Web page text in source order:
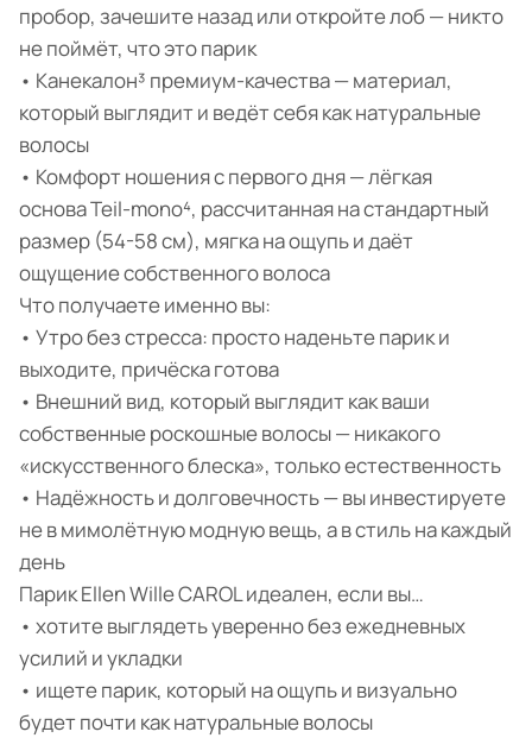
пробор, зачешите назад или откройте лоб — никто
не поймёт, что это парик
• Канекалон³ премиум-качества — материал,
который выглядит и ведёт себя как натуральные
волосы
• Комфорт ношения с первого дня — лёгкая
основа Teil-mono⁴, рассчитанная на стандартный
размер (54-58 см), мягка на ощупь и даёт
ощущение собственного волоса
Что получаете именно вы:
• Утро без стресса: просто наденьте парик и
выходите, причёска готова
• Внешний вид, который выглядит как ваши
собственные роскошные волосы — никакого
«искусственного блеска», только естественность
• Надёжность и долговечность — вы инвестируете
не в мимолётную модную вещь, а в стиль на каждый
день
Парик Ellen Wille CAROL идеален, если вы…
• хотите выглядеть уверенно без ежедневных
усилий и укладки
• ищете парик, который на ощупь и визуально
будет почти как натуральные волосы